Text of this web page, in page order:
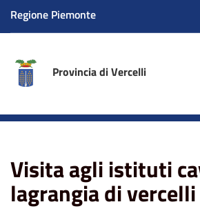
Regione Piemonte
Provincia di Vercelli
vercelli
Visita agli istituti
lagrangia di vercelli